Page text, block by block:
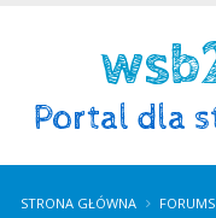
STRONA GŁÓWNA FORUMS